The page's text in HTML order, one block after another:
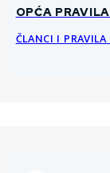
OPĆA
ČLANCI I